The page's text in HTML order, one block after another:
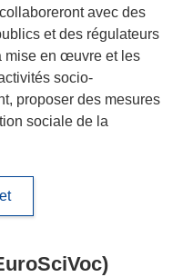
avec des
et des régulateurs
mise en œuvre et les
socio-
proposer des mesures
sociale de la